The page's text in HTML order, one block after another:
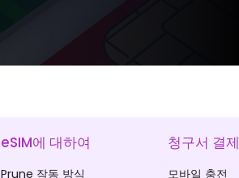
eSIM에 대하여
Prune 작동 방식
청구서 결제
모바일 충전